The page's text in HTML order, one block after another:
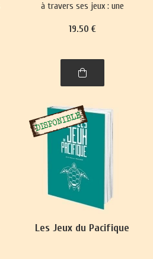
à travers ses jeux : une
divertissement, plaisir,
spiritualité. Un voyage
captivant dans l’histoire,
19.50 €
Les Jeux du Pacifique